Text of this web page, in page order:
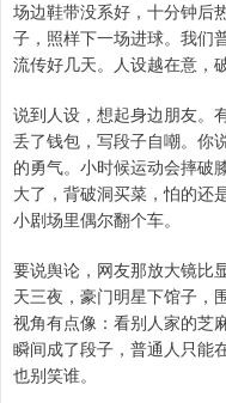
场边鞋带没系好，十分钟后
子，照样下一场进球。我们
流传好几天。人设越在意，
说到人设，想起身边朋友。
丢了钱包，写段子自嘲。你
的勇气。小时候运动会摔破
大了，背破洞买菜，怕的还
小剧场里偶尔翻个车。
要说舆论，网友那放大镜比
天三夜，豪门明星下馆子，
视角有点像：看别人家的芝
瞬间成了段子，普通人只能
也别笑谁。